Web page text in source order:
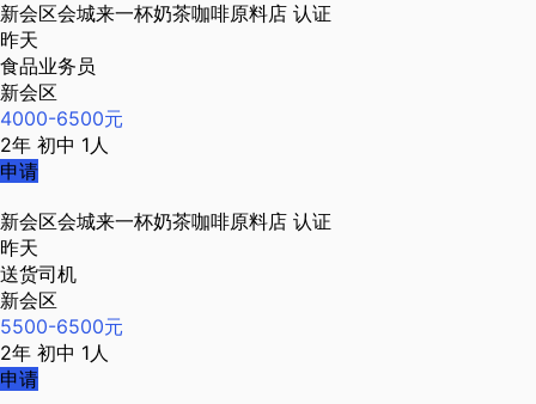
新会区会城来一杯奶茶咖啡原料店 认证
昨天
食品业务员
新会区
4000-6500元
2年 初中 1人
申请
新会区会城来一杯奶茶咖啡原料店 认证
昨天
送货司机
新会区
5500-6500元
2年 初中 1人
申请